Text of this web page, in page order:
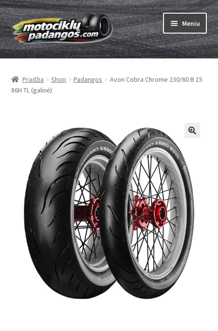
Pereiti
prie
meniu
Pereiti
prie
turinio
Meniu
Padangos
menu
Kameros
menu
Kaip užsisakyti
Brand
sub-
menu
Kontaktai
Pradžia Shop Padangos
Avon Cobra Chrome 230/60 B 15
86H TL (galinė)